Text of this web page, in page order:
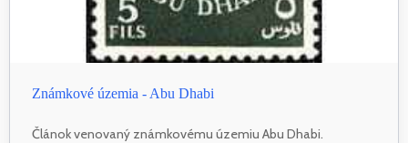
Známkové územia - Abu Dhabi
Článok venovaný známkovému územiu Abu Dhabi.